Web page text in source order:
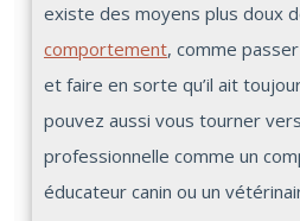
existe des moyens plus doux
comportement, comme
et faire en sorte qu’il ait
pouvez aussi vous tourner
professionnelle comme un
éducateur canin ou un